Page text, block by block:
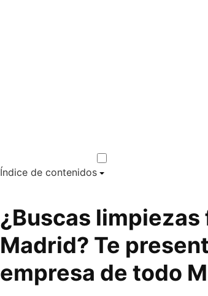
Índice de contenidos
¿Buscas limpiezas
Madrid? Te
empresa de todo